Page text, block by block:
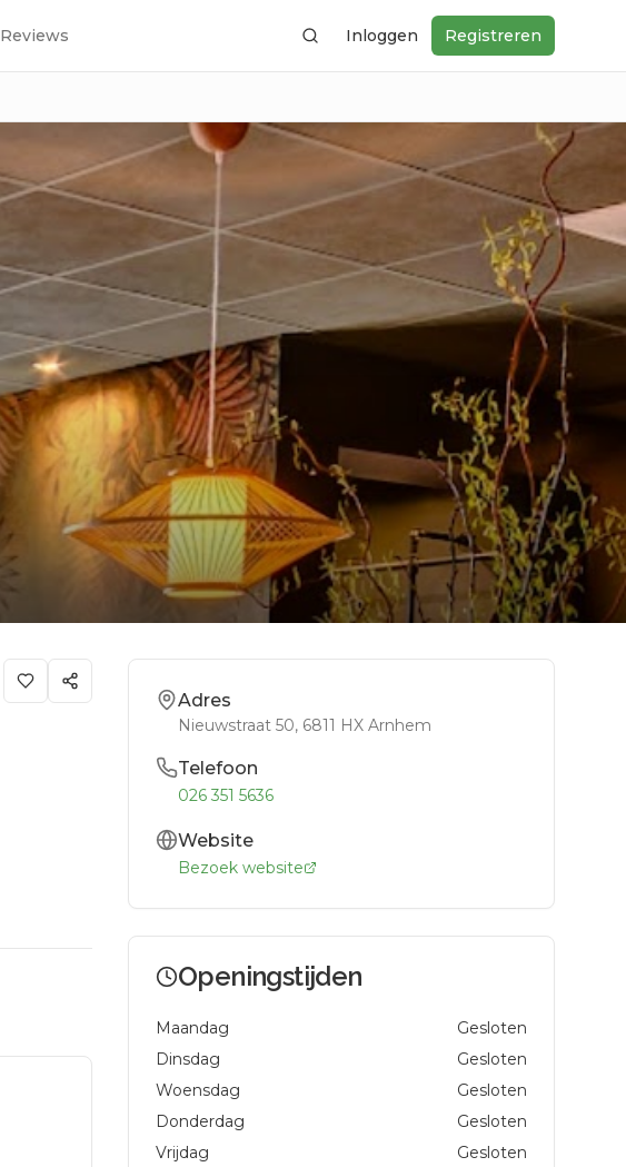
Reviews ZoekenInloggen Registreren
Adres
Nieuwstraat 50, 6811 HX Arnhem
Telefoon
026 351 5636
Website
Bezoek website
Openingstijden
Maandag
Gesloten
Dinsdag
Gesloten
Woensdag
Gesloten
Donderdag
Gesloten
Vrijdag
Gesloten